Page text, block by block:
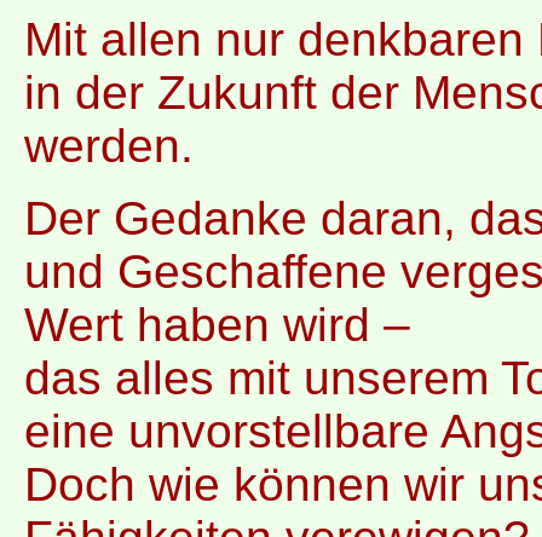
Mit allen nur
in der Zukunft der
werden.
Der Gedanke daran,
und Geschaffene
Wert haben wird –
das alles mit unserem
eine unvorstellbare
Doch wie können wir